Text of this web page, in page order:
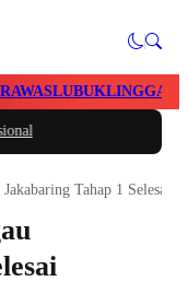
LUBUKLINGGAU
Tahap 1 Selesai